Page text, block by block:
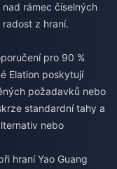
rámec číselných
z hraní.
pro 90 %
Elation poskytují
požadavků nebo
standardní tahy a
nebo
hraní Yao Guang